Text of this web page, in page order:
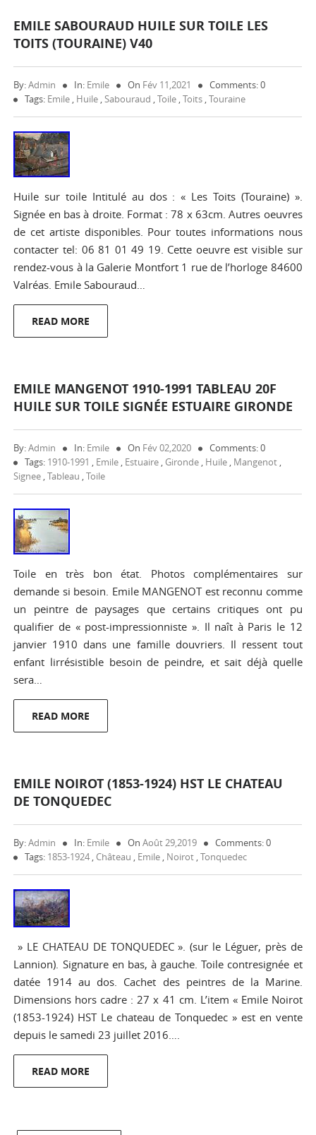
EMILE SABOURAUD HUILE SUR TOILE LES
TOITS (TOURAINE) V40
By:Admin In: Emile On Fév 11,2021
Comments: 0
Tags: Emile , Huile ,Sabouraud ,Toile ,Toits ,Touraine
Huile sur toile Intitulé au dos : « Les Toits (Touraine) ».
Signée en bas à droite. Format : 78 x 63cm. Autres oeuvres
de cet artiste disponibles. Pour toutes informations nous
contacter tel: 06 81 01 49 19. Cette oeuvre est visible sur
rendez-vous à la Galerie Montfort 1 rue de l’horloge 84600
Valréas. Emile Sabouraud…
READ MORE
EMILE MANGENOT 1910-1991 TABLEAU 20F
HUILE SUR TOILE SIGNÉE ESTUAIRE GIRONDE
By:Admin In: Emile On Fév 02,2020
Comments: 0
Tags: 1910-1991 , Emile , Estuaire , Gironde , Huile , Mangenot ,
Signee ,Tableau ,Toile
Toile en très bon état. Photos complémentaires sur
demande si besoin. Emile MANGENOT est reconnu comme
un peintre de paysages que certains critiques ont pu
qualifier de « post-impressionniste ». Il naît à Paris le 12
janvier 1910 dans une famille douvriers. Il ressent tout
enfant lirrésistible besoin de peindre, et sait déjà quelle
sera…
READ MORE
EMILE NOIROT (1853-1924) HST LE CHATEAU
DE TONQUEDEC
By:Admin In: Emile OnAoût 29,2019
Comments: 0
Tags: 1853-1924 , Château , Emile , Noirot ,Tonquedec
» LE CHATEAU DE TONQUEDEC ». (sur le Léguer, près de
Lannion). Signature en bas, à gauche. Toile contresignée et
datée 1914 au dos. Cachet des peintres de la Marine.
Dimensions hors cadre : 27 x 41 cm. L’item « Emile Noirot
(1853-1924) HST Le chateau de Tonquedec » est en vente
depuis le samedi 23 juillet 2016….
READ MORE